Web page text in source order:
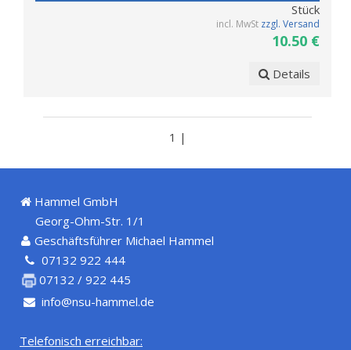
Stück
incl. MwSt zzgl. Versand
10.50 €
Details
1 |
Hammel GmbH
Georg-Ohm-Str. 1/1
Geschäftsführer Michael Hammel
07132 922 444
07132 / 922 445
info@nsu-hammel.de
Telefonisch erreichbar: